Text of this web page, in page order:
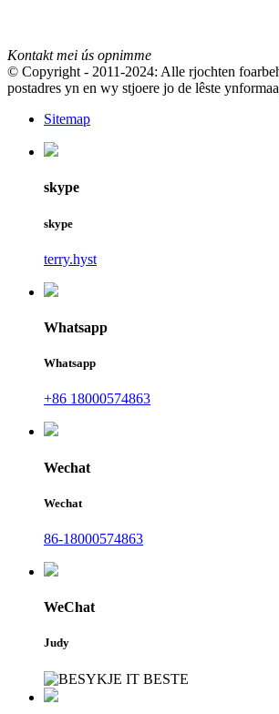
Kontakt mei ús opnimme
© Copyright - 2011-2024: Alle rjochten
postadres yn en wy stjoere jo de lêste
Sitemap
skype
skype
terry.hyst
Whatsapp
Whatsapp
+86 18000574863
Wechat
Wechat
86-18000574863
WeChat
Judy